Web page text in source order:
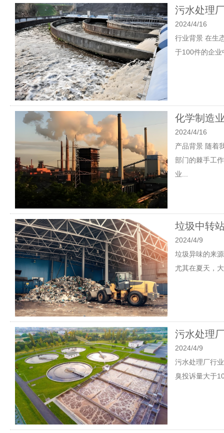
污水处理
2024/4/16
行业背景 在生
于100件的企
化学制造
2024/4/16
产品背景 随着
部门的棘手工
业...
垃圾中转
2024/4/9
垃圾异味的来
尤其在夏天，
污水处理
2024/4/9
污水处理厂行
臭投诉量大于